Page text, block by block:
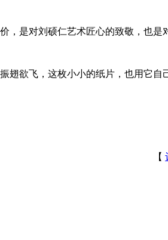
，是对刘硕仁艺术匠心的致敬，也是
欲飞，这枚小小的纸片，也用它自
【